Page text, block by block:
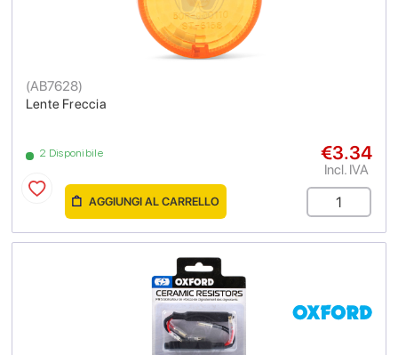
Lente Freccia
(AB7628)
2 Disponibile €3.34
Incl. IVA
AGGIUNGI AL CARRELLO